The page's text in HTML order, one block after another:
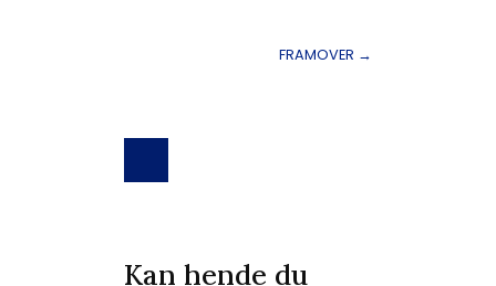
FRAMOVER →
Kan hende du